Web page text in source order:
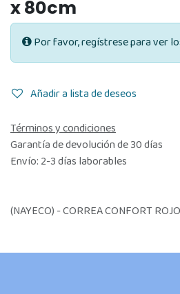
x 80cm
Por favor, regístrese para ver
Añadir a lista de deseos
Términos y condiciones
Garantía de devolución de 30 días
Envío: 2-3 días laborables
(NAYECO) - CORREA CONFORT